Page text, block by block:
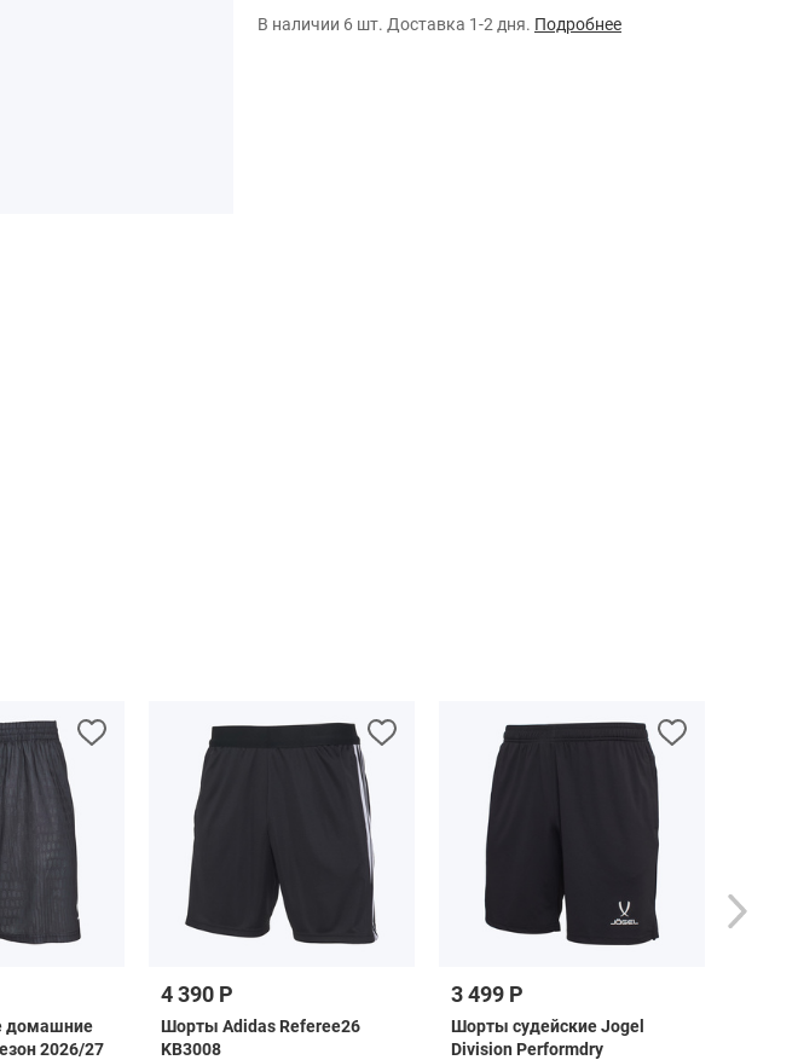
В наличии 6 шт. Доставка 1-2 дня. Подробнее
домашние
2026/27
4 390 Р
Шорты Adidas Referee26
KB3008
3 499 Р
Шорты судейские Jogel
Division Performdry